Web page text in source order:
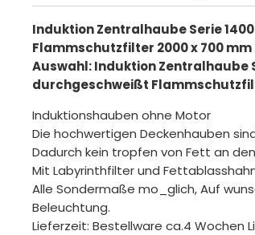
Induktion Zentralhaube Serie
Flammschutzfilter 2000 x 700 mm
Auswahl: Induktion Zentralhaube
durchgeschweißt
Induktionshauben ohne Motor
Die hochwertigen Deckenhauben
Dadurch kein tropfen von Fett an
Mit Labyrinthfilter und
Alle Sondermaße mo_glich, Auf
Beleuchtung.
Lieferzeit: Bestellware ca.4 Wochen